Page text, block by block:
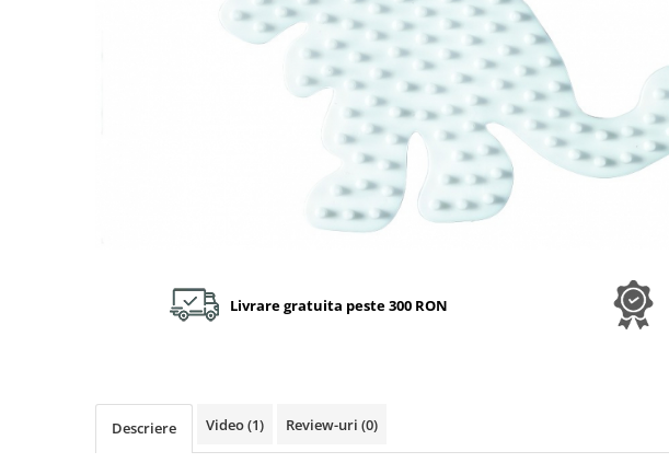
Amenajări camere senzoriale
Creativitate si indemanare
Livrare gratuita peste 300 RON
Descriere Video(1) Review-uri (0)